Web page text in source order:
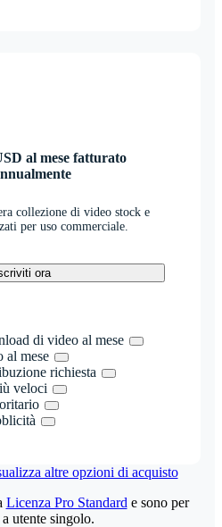
al mese fatturato
collezione di video stock e
per uso commerciale.
ora
di video al mese
al mese
richiesta
veloci
altre opzioni di acquisto
Licenza Pro Standard e sono per
a utente singolo.